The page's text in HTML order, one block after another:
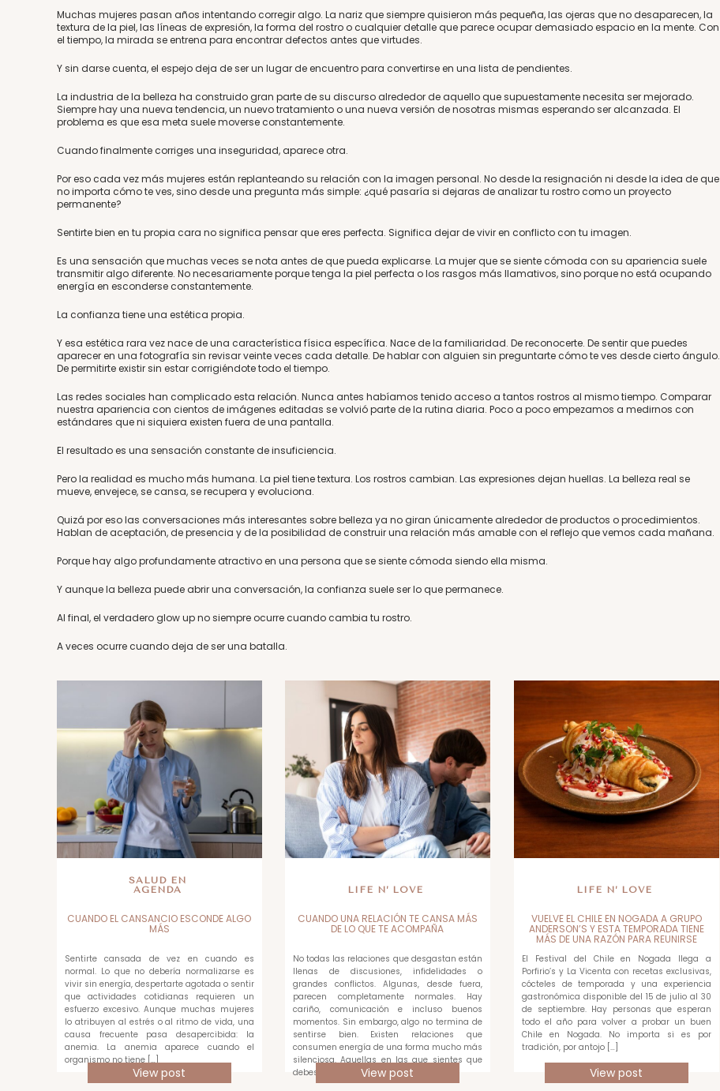
Muchas mujeres pasan años intentando corregir algo. La nariz que siempre quisieron más pequeña, las ojeras que no desaparecen, la
textura de la piel, las líneas de expresión, la forma del rostro o cualquier detalle que parece ocupar demasiado espacio en la mente. Con
el tiempo, la mirada se entrena para encontrar defectos antes que virtudes.
Y sin darse cuenta, el espejo deja de ser un lugar de encuentro para convertirse en una lista de pendientes.
La industria de la belleza ha construido gran parte de su discurso alrededor de aquello que supuestamente necesita ser mejorado.
Siempre hay una nueva tendencia, un nuevo tratamiento o una nueva versión de nosotras mismas esperando ser alcanzada. El
problema es que esa meta suele moverse constantemente.
Cuando finalmente corriges una inseguridad, aparece otra.
Por eso cada vez más mujeres están replanteando su relación con la imagen personal. No desde la resignación ni desde la idea de que
no importa cómo te ves, sino desde una pregunta más simple: ¿qué pasaría si dejaras de analizar tu rostro como un proyecto
permanente?
Sentirte bien en tu propia cara no significa pensar que eres perfecta. Significa dejar de vivir en conflicto con tu imagen.
Es una sensación que muchas veces se nota antes de que pueda explicarse. La mujer que se siente cómoda con su apariencia suele
transmitir algo diferente. No necesariamente porque tenga la piel perfecta o los rasgos más llamativos, sino porque no está ocupando
energía en esconderse constantemente.
La confianza tiene una estética propia.
Y esa estética rara vez nace de una característica física específica. Nace de la familiaridad. De reconocerte. De sentir que puedes
aparecer en una fotografía sin revisar veinte veces cada detalle. De hablar con alguien sin preguntarte cómo te ves desde cierto ángulo.
De permitirte existir sin estar corrigiéndote todo el tiempo.
Las redes sociales han complicado esta relación. Nunca antes habíamos tenido acceso a tantos rostros al mismo tiempo. Comparar
nuestra apariencia con cientos de imágenes editadas se volvió parte de la rutina diaria. Poco a poco empezamos a medirnos con
estándares que ni siquiera existen fuera de una pantalla.
El resultado es una sensación constante de insuficiencia.
Pero la realidad es mucho más humana. La piel tiene textura. Los rostros cambian. Las expresiones dejan huellas. La belleza real se
mueve, envejece, se cansa, se recupera y evoluciona.
Quizá por eso las conversaciones más interesantes sobre belleza ya no giran únicamente alrededor de productos o procedimientos.
Hablan de aceptación, de presencia y de la posibilidad de construir una relación más amable con el reflejo que vemos cada mañana.
Porque hay algo profundamente atractivo en una persona que se siente cómoda siendo ella misma.
Y aunque la belleza puede abrir una conversación, la confianza suele ser lo que permanece.
Al final, el verdadero glow up no siempre ocurre cuando cambia tu rostro.
A veces ocurre cuando deja de ser una batalla.
SALUD EN
AGENDA
CUANDO EL CANSANCIO ESCONDE ALGO
MÁS
Sentirte cansada de vez en cuando es
normal. Lo que no debería normalizarse es
vivir sin energía, despertarte agotada o sentir
que actividades cotidianas requieren un
esfuerzo excesivo. Aunque muchas mujeres
lo atribuyen al estrés o al ritmo de vida, una
causa frecuente pasa desapercibida: la
anemia. La anemia aparece cuando el
organismo no tiene […]
View post
LIFE N’ LOVE
CUANDO UNA RELACIÓN TE CANSA MÁS
DE LO QUE TE ACOMPAÑA
No todas las relaciones que desgastan están
llenas de discusiones, infidelidades o
grandes conflictos. Algunas, desde fuera,
parecen completamente normales. Hay
cariño, comunicación e incluso buenos
momentos. Sin embargo, algo no termina de
sentirse bien. Existen relaciones que
consumen energía de una forma mucho más
silenciosa. Aquellas en las que sientes que
debes medir cada […]View post
LIFE N’ LOVE
VUELVE EL CHILE EN NOGADA A GRUPO
ANDERSON’S Y ESTA TEMPORADA TIENE
MÁS DE UNA RAZÓN PARA REUNIRSE
El Festival del Chile en Nogada llega a
Porfirio’s y La Vicenta con recetas exclusivas,
cócteles de temporada y una experiencia
gastronómica disponible del 15 de julio al 30
de septiembre. Hay personas que esperan
todo el año para volver a probar un buen
Chile en Nogada. No importa si es por
tradición, por antojo […]
View post